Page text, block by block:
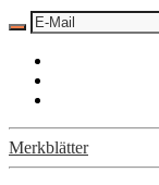
Merkblätter